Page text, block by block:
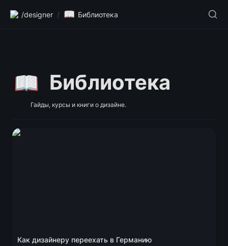
/designer / 📖 Библиотека
📖 Библиотека
            Гайды, курсы и книги о дизайне.
Как дизайнеру переехать в Германию
Как дизайнеру переехать в Германию